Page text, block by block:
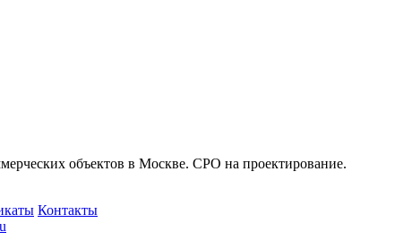
объектов в Москве. СРО на проектирование.
Контакты